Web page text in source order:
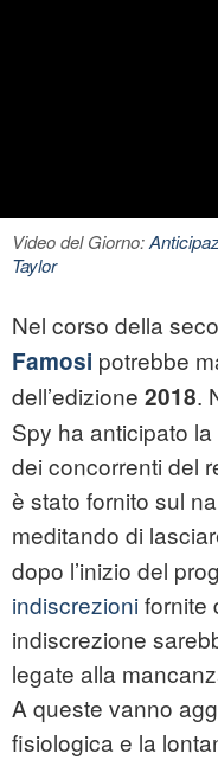
Video del Giorno:
Taylor
Nel corso della
Famosi potrebbe
dell’edizione 2018.
Spy ha anticipato
dei concorrenti del
è stato fornito sul
meditando di
dopo l’inizio del
indiscrezionifornite
indiscrezione
legate alla
A queste vanno
fisiologica e la